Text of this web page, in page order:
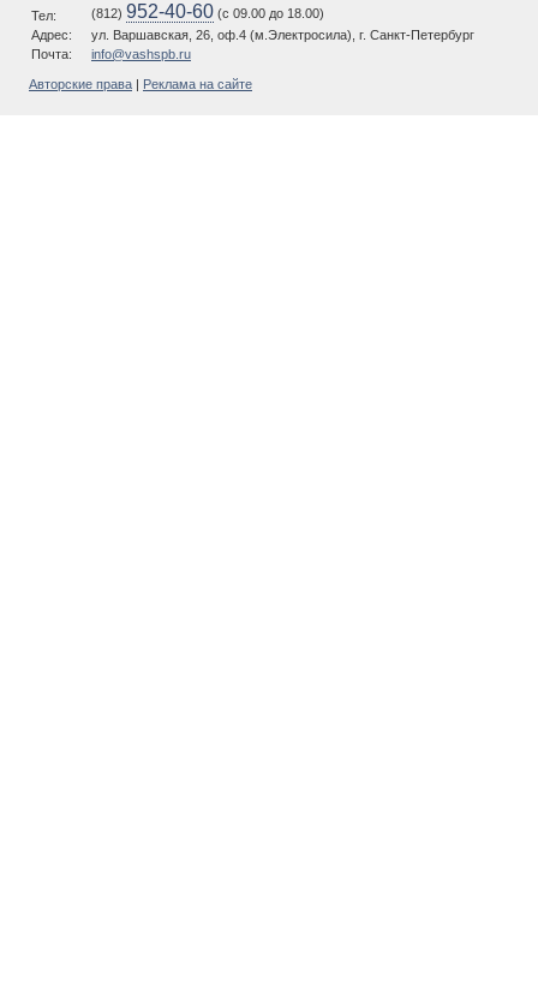
Тел: (812) 952-40-60 (c 09.00 до 18.00)
Адрес:
ул. Варшавская, 26, оф.4 (м.Электросила), г. Санкт-Петербург
Почта:
info@vashspb.ru
Авторские права Реклама на сайте